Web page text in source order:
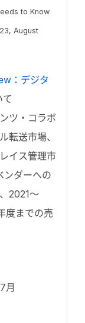
to Know
August
：デジタ
て
ツ・コラボ
転送市場、
イス管理市
ンダーへの
2021～
度までの売
月